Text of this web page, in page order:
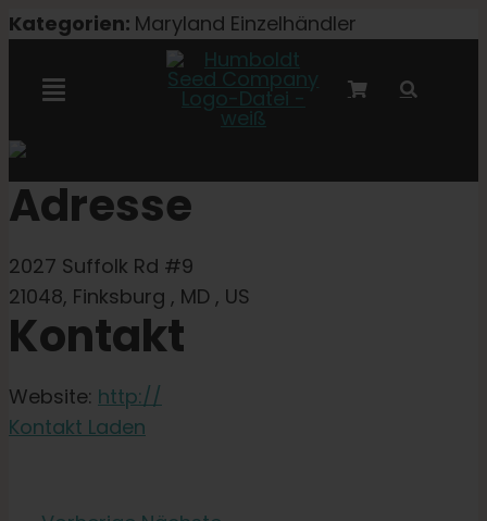
Zum
springen
Kategorien: Maryland Einzelhändler
Navigation
Autoflower-Samen
Triploide Samen
Adresse
2027 Suffolk Rd #9
21048, Finksburg , MD , US
Kontakt
Website: http://
Kontakt Laden